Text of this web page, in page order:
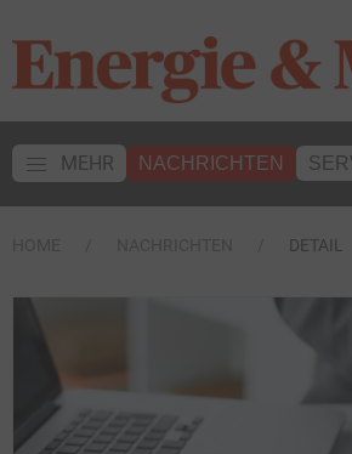
MEHR NACHRICHTEN
DETAIL